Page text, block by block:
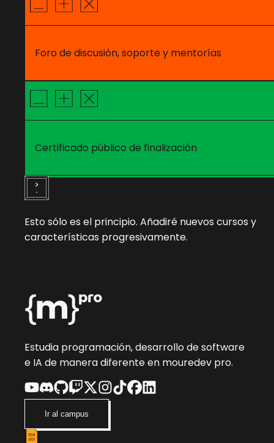
Foro de discusión, soporte y mentorías
Certificado público de finalización
Esto sólo es el principio. Añadiré nuevos cursos y
características progresivamente.
Estudia programación, desarrollo de software
e IA de manera diferente en mouredev pro.
Ir al campus